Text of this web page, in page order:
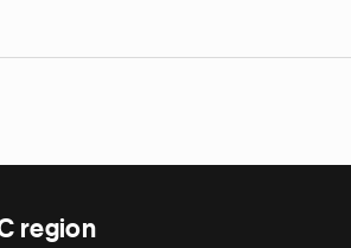
region